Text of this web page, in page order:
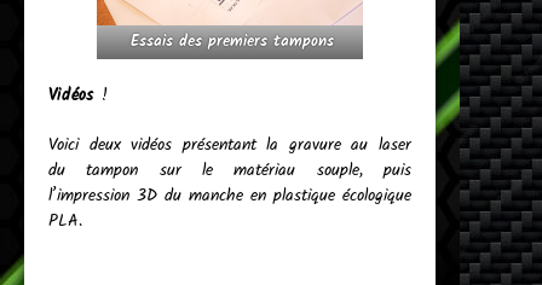
Essais des premiers tampons
Vidéos !
Voici deux vidéos présentant la gravure au laser
du tampon sur le matériau souple, puis
l’impression 3D du manche en plastique écologique
PLA.